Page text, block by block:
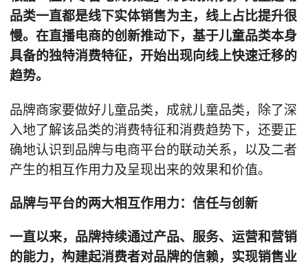
品类一直都是线下实体销售为主，线上占比提升很
慢。在直播电商的创新推动下，基于儿童品类本身
具备的独特消费特征，开始出现向线上快速迁移的
趋势。
品牌商家要做好儿童品类，成就儿童品类，除了深
入地了解该品类的消费特征和消费趋势下，还要正
确地认识到品牌与电商平台的联动关系，以及二者
产生的相互作用力及呈现出来的效果和价值。
品牌与平台的两大相互作用力：信任与创新
一直以来，品牌持续通过产品、服务、运营和营销
的能力，构建起消费者对品牌的信赖，实现销售业